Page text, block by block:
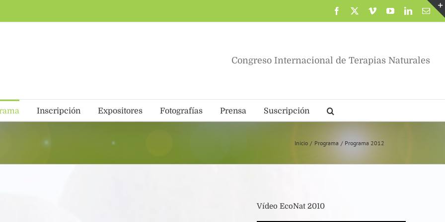
Facebook VimeoYouTubeLinkedIn
Congreso Internacional de Terapias Naturales
Inscripción Expositores Fotografías Prensa Suscripción
Inicio Programa Programa 2012
Vídeo EcoNat 2010